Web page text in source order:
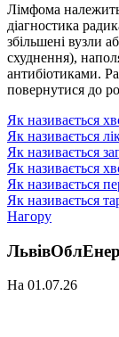
Лімфома
діагностика
збільшені вузли
схуднення),
антибіотиками.
повернутися до
Як називається
Як називається
Як називається
Як називається
Як називається
Як називається
Нагору
На 01.07.26